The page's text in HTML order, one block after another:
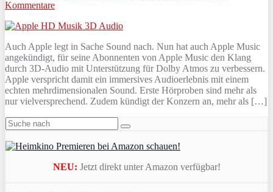
Kommentare
Auch Apple legt in Sache Sound nach. Nun hat auch Apple Music
angekündigt, für seine Abonnenten von Apple Music den Klang
durch 3D-Audio mit Unterstützung für Dolby Atmos zu verbessern.
Apple verspricht damit ein immersives Audioerlebnis mit einem
echten mehrdimensionalen Sound. Erste Hörproben sind mehr als
nur vielversprechend. Zudem kündigt der Konzern an, mehr als […]
NEU: Jetzt direkt unter Amazon verfügbar!